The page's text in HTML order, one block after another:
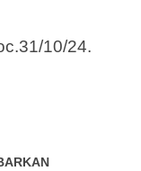
10/24.